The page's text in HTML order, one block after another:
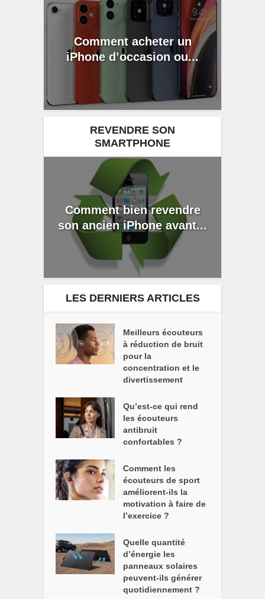
Comment acheter un
iPhone d’occasion ou...
REVENDRE SON
SMARTPHONE
Comment bien revendre
son ancien iPhone avant...
LES DERNIERS ARTICLES
Meilleurs écouteurs
à réduction de bruit
pour la
concentration et le
divertissement
Qu’est-ce qui rend
les écouteurs
antibruit
confortables ?
Comment les
écouteurs de sport
améliorent-ils la
motivation à faire de
l’exercice ?
Quelle quantité
d’énergie les
panneaux solaires
peuvent-ils générer
quotidiennement ?